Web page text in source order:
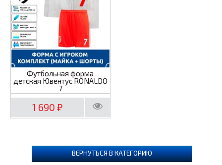
Футбольная форма
детская Ювентус RONALDO
7
1 690 ₽
ВЕРНУТЬСЯ В КАТЕГОРИЮ